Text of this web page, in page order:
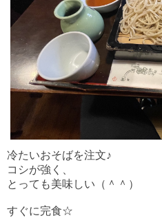
冷たいおそばを注文♪
コシが強く、
とっても美味しい（＾＾）
すぐに完食☆